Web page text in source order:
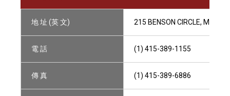
地 址 (英 文) 215 BENSON CIRCLE, MILL
電 話 (1) 415-389-1155
傳 真 (1) 415-389-6886